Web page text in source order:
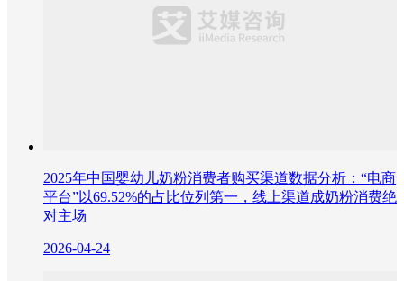
2025年中国婴幼儿奶粉消费者购买渠道数据分析：“电商
平台”以69.52%的占比位列第一，线上渠道成奶粉消费绝
对主场
2026-04-24